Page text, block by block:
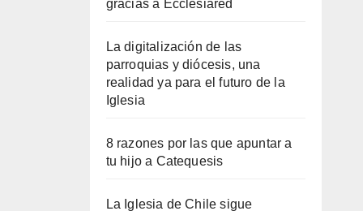
gracias a Ecclesiared
La digitalización de las
parroquias y diócesis, una
realidad ya para el futuro de la
Iglesia
8 razones por las que apuntar a
tu hijo a Catequesis
La Iglesia de Chile sigue